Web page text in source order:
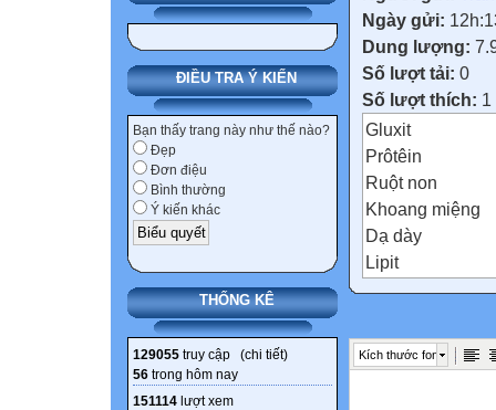
ĐIỀU TRA Ý KIẾN
Bạn thấy trang này như thế nào?
Đẹp
Đơn điệu
Bình thường
Ý kiến khác
THỐNG KÊ
129055 truy cập (chi tiết)
56 trong hôm nay
151114 lượt xem
Ngày gửi:
Dung lượng:
Số lượt tải: 0
Số lượt thích:
Gluxit
Prôtêin
Ruột non
Khoang miệng
Dạ dày
Lipit
KHỞI ĐỘNG
Nhiệm vụ: Tìm
các mảnh ghép
Kích thước font